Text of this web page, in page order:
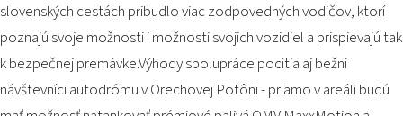
slovenských cestách pribudlo viac zodpovedných vodičov, ktorí
poznajú svoje možnosti i možnosti svojich vozidiel a prispievajú tak
k bezpečnej premávke.Výhody spolupráce pocítia aj bežní
návštevníci autodrómu v Orechovej Potôni - priamo v areáli budú